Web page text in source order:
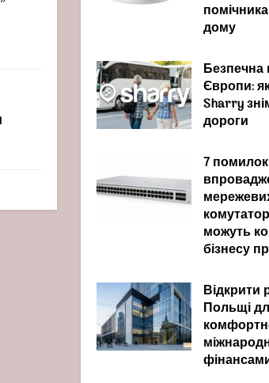
дому
Безпечна
Європи:
Sharry
дороги
7
можуть
бізнесу
Відкрити
Польщі